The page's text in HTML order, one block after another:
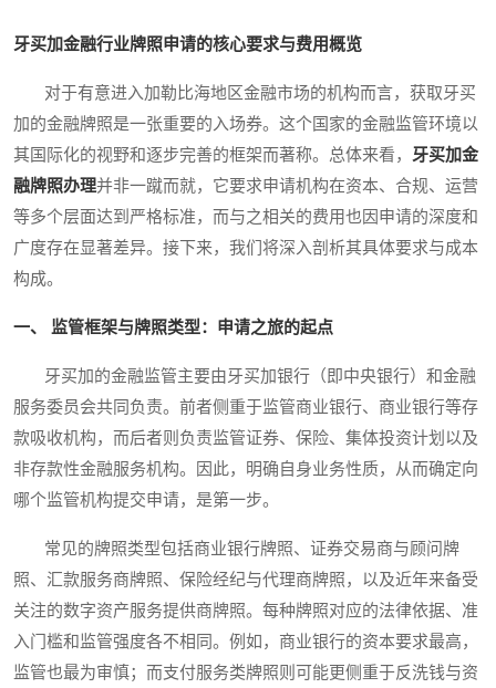
牙买加金融行业牌照申请的核心要求与费用概览
对于有意进入加勒比海地区金融市场的机构而言，获取牙买
加的金融牌照是一张重要的入场券。这个国家的金融监管环境以
其国际化的视野和逐步完善的框架而著称。总体来看，
牙买加金
融牌照办理并非一蹴而就，它要求申请机构在资本、合规、运营
等多个层面达到严格标准，而与之相关的费用也因申请的深度和
广度存在显著差异。接下来，我们将深入剖析其具体要求与成本
构成。
一、 监管框架与牌照类型：申请之旅的起点
牙买加的金融监管主要由牙买加银行（即中央银行）和金融
服务委员会共同负责。前者侧重于监管商业银行、商业银行等存
款吸收机构，而后者则负责监管证券、保险、集体投资计划以及
非存款性金融服务机构。因此，明确自身业务性质，从而确定向
哪个监管机构提交申请，是第一步。
常见的牌照类型包括商业银行牌照、证券交易商与顾问牌
照、汇款服务商牌照、保险经纪与代理商牌照，以及近年来备受
关注的数字资产服务提供商牌照。每种牌照对应的法律依据、准
入门槛和监管强度各不相同。例如，商业银行的资本要求最高，
监管也最为审慎；而支付服务类牌照则可能更侧重于反洗钱与资